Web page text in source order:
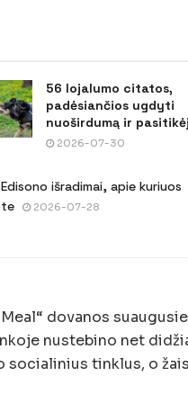
56 lojalumo citatos,
padėsiančios ugdyti
nuoširdumą ir
2026-07-30
išradimai, apie kuriuos
2026-07-28
dovanos
nustebino net
socialinius tinklus, o